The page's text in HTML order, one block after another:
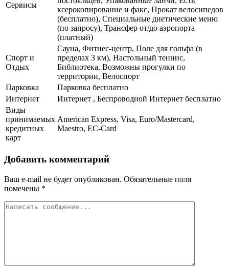
Сервисы
ксерокопирование и факс, Прокат велосипедов
(бесплатно), Специальные диетические меню
(по запросу), Трансфер от/до аэропорта
(платный)
Спорт и
Отдых
Сауна, Фитнес-центр, Поле для гольфа (в
пределах 3 км), Настольный теннис,
Библиотека, Возможны прогулки по
территории, Велоспорт
Парковка
Парковка бесплатно
Интернет
Интернет , Беспроводной Интернет бесплатно
Виды
принимаемых
кредитных
карт
American Express, Visa, Euro/Mastercard,
Maestro, EC-Card
Добавить комментарий
Ваш e-mail не будет опубликован. Обязательные поля
помечены *